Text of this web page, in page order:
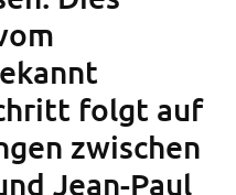
folgt auf
zwischen
Jean-Paul